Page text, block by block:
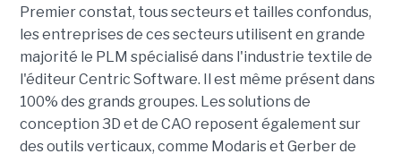
Premier constat, tous secteurs et tailles confondus,
les entreprises de ces secteurs utilisent en grande
majorité le PLM spécialisé dans l'industrie textile de
l'éditeur Centric Software. Il est même présent dans
100% des grands groupes. Les solutions de
conception 3D et de CAO reposent également sur
des outils verticaux, comme Modaris et Gerber de